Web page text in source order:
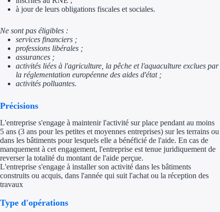
Solutions MAPi
Quelles aides pour
Régions de A à H
Aides Région
Aides Région
à jour de leurs obligations fiscales et sociales.
Ne sont pas éligibles :
services financiers ;
professions libérales ;
assurances ;
activités liées à l'agriculture, la pêche et l'aquaculture exclues par
la réglementation européenne des aides d'état ;
activités polluantes.
Précisions
L'entreprise s'engage à maintenir l'activité sur place pendant au moins
5 ans (3 ans pour les petites et moyennes entreprises) sur les terrains ou
dans les bâtiments pour lesquels elle a bénéficié de l'aide. En cas de
manquement à cet engagement, l'entreprise est tenue juridiquement de
reverser la totalité du montant de l'aide perçue.
L'entreprise s'engage à installer son activité dans les bâtiments
construits ou acquis, dans l'année qui suit l'achat ou la réception des
travaux
Type d'opérations